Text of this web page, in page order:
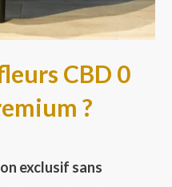
CBD 0
?
exclusif sans